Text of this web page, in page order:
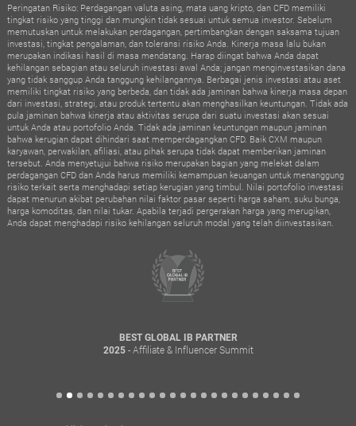
Peringatan Risiko: Perdagangan valuta asing, mata uang kripto, dan CFD memiliki
tingkat risiko yang tinggi dan mungkin tidak sesuai untuk semua investor. Sebelum
memutuskan untuk melakukan perdagangan, pertimbangkan dengan saksama tujuan
investasi, tingkat pengalaman, dan toleransi risiko Anda. Kinerja masa lalu bukan
merupakan indikasi hasil di masa mendatang. Harap diingat bahwa Anda dapat
kehilangan sebagian atau seluruh investasi awal Anda; jangan menginvestasikan dana
yang tidak sanggup Anda tanggung kehilangannya. Berbagai jenis investasi atau aset
memiliki tingkat risiko yang berbeda, dan tidak ada jaminan bahwa kinerja masa depan
dari investasi, strategi, atau produk tertentu akan menghasilkan keuntungan. Tidak ada
pula jaminan bahwa kinerja atau aktivitas serupa dari suatu investasi akan sesuai
untuk Anda atau portofolio Anda. Tidak ada jaminan keuntungan maupun jaminan
bahwa kerugian dapat dihindari saat memperdagangkan CFD. Baik CXM maupun
karyawan, perwakilan, afiliasi, atau pihak serupa tidak dapat memberikan jaminan
tersebut. Anda menyetujui bahwa risiko merupakan bagian yang melekat dalam
perdagangan CFD dan Anda harus memiliki kemampuan keuangan untuk menanggung
risiko terkait serta menghadapi setiap kerugian yang timbul. Nilai portofolio investasi
dapat menurun akibat perubahan nilai faktor pasar seperti harga saham, suku bunga,
harga komoditas, dan nilai tukar. Apabila terjadi pergerakan harga yang merugikan,
Anda dapat menghadapi risiko kehilangan seluruh modal yang telah diinvestasikan.
BEST GLOBAL IB PARTNER
2025- Affiliate & Influencer Summit